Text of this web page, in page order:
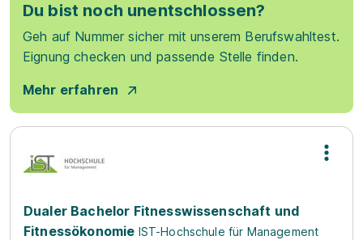
Du bist noch unentschlossen?
Geh auf Nummer sicher mit unserem Berufswahltest.
Eignung checken und passende Stelle finden.
Mehr erfahren
Dualer Bachelor Fitnesswissenschaft und
Fitnessökonomie IST-Hochschule für Management